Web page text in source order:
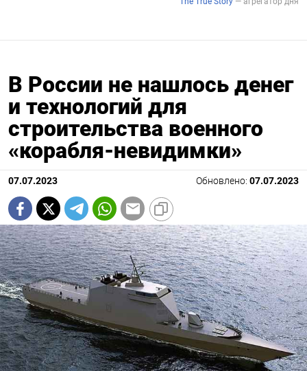
В России не нашлось денег
и технологий для
строительства военного
«корабля-невидимки»
07.07.2023 Обновлено: 07.07.2023